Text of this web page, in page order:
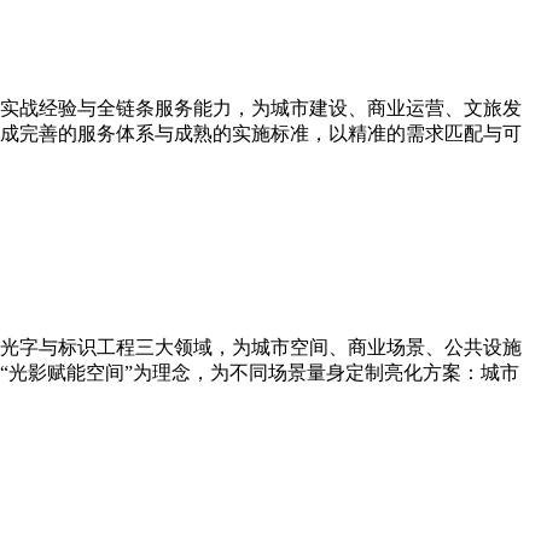
战经验与全链条服务能力，为城市建设、商业运营、文旅发
完善的服务体系与成熟的实施标准，以精准的需求匹配与可
字与标识工程三大领域，为城市空间、商业场景、公共设施
影赋能空间”为理念，为不同场景量身定制亮化方案：城市